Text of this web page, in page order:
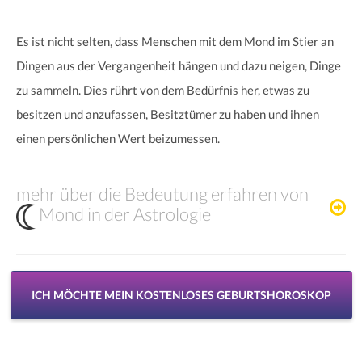
Es ist nicht selten, dass Menschen mit dem Mond im Stier an
Dingen aus der Vergangenheit hängen und dazu neigen, Dinge
zu sammeln. Dies rührt von dem Bedürfnis her, etwas zu
besitzen und anzufassen, Besitztümer zu haben und ihnen
einen persönlichen Wert beizumessen.
mehr über die Bedeutung erfahren von
Mond in der Astrologie
ICH MÖCHTE MEIN KOSTENLOSES GEBURTSHOROSKOP